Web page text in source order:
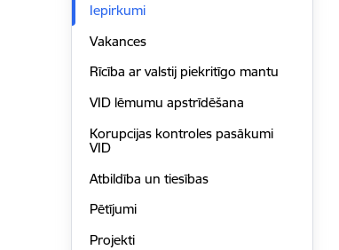
Iepirkumi
Vakances
Rīcība ar valstij piekritīgo mantu
VID lēmumu apstrīdēšana
Korupcijas kontroles pasākumi
VID
Atbildība un tiesības
Pētījumi
Projekti